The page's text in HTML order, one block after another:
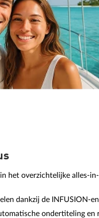
het overzichtelijke alles-
dankzij de INFUSION-
ondertiteling en